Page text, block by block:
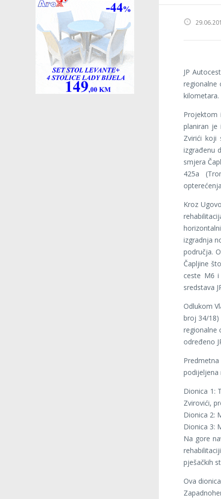
JP
regionalne
kilometara.
Projektom
planiran je
Zvirići koji
izgrađenu
smjera
425a
Kroz
izgradnja
područja.
Čapljine
ceste M6
sredstava
Odlukom
broj 34/18)
regionalne
određeno
podijeljena
Dionica 1:
Zvirovići,
Dionica 2:
Dionica 3:
Na gore
pješačkih
Ova